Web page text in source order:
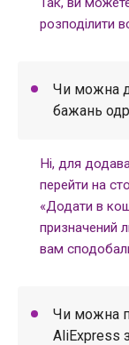
розподілити
Чи можна
бажань
Ні, для
перейти на
«Додати в
призначений
вам
Чи можна
AliExpress